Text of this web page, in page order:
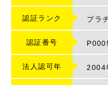
認証ランク プラ
認証番号 P
法人認可年 2004